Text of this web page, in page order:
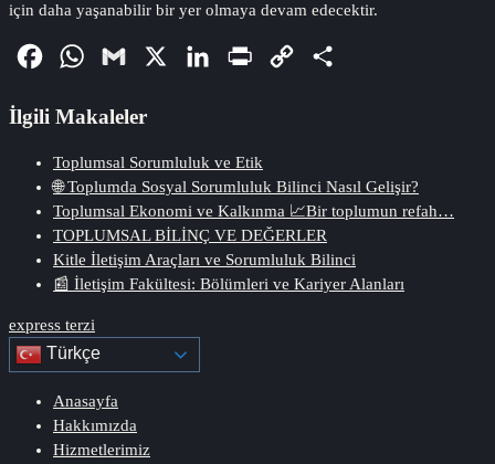
için daha yaşanabilir bir yer olmaya devam edecektir.
FacebookWhatsApp
Gmail LinkedInPrintFriendly
Copy
İlgili Makaleler
Toplumsal Sorumluluk ve Etik
🌐 Toplumda Sosyal Sorumluluk Bilinci Nasıl Gelişir?
Toplumsal Ekonomi ve Kalkınma 📈Bir toplumun refah…
TOPLUMSAL BİLİNÇ VE DEĞERLER
Kitle İletişim Araçları ve Sorumluluk Bilinci
📰 İletişim Fakültesi: Bölümleri ve Kariyer Alanları
express terzi
Türkçe
Anasayfa
Hakkımızda
Hizmetlerimiz